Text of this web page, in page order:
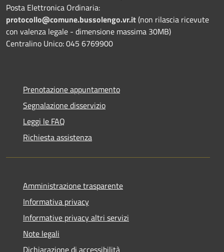
Posta Elettronica Ordinaria:
protocollo@comune.bussolengo.vr.it(non rilascia ricevute
con valenza legale - dimensione massima 30MB)
Centralino Unico: 045 6769900
Prenotazione appuntamento
Segnalazione disservizio
Leggi le FAQ
Richiesta assistenza
Amministrazione trasparente
Informativa privacy
Informative privacy altri servizi
Note legali
Dichiarazione di accessibilità